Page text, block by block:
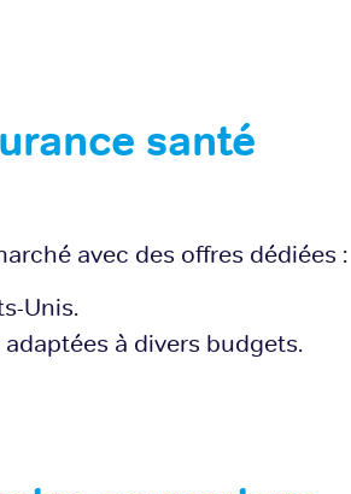
santé
avec des offres dédiées :
Unis.
à divers budgets.